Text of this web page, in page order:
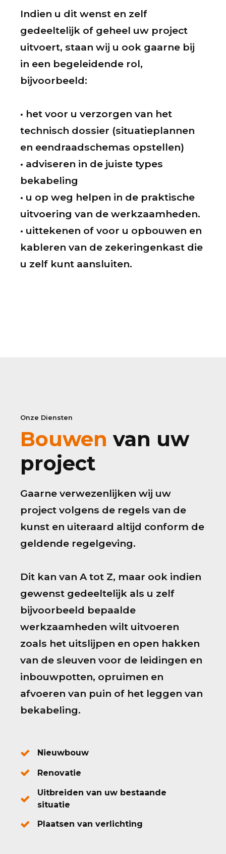
Indien u dit wenst en zelf
gedeeltelijk of geheel uw project
uitvoert, staan wij u ook gaarne bij
in een begeleidende rol,
bijvoorbeeld:
• het voor u verzorgen van het
technisch dossier (situatieplannen
en eendraadschemas opstellen)
• adviseren in de juiste types
bekabeling
• u op weg helpen in de praktische
uitvoering van de werkzaamheden.
• uittekenen of voor u opbouwen en
kableren van de zekeringenkast die
u zelf kunt aansluiten.
Onze Diensten
Bouwen van uw
project
Gaarne verwezenlijken wij uw
project volgens de regels van de
kunst en uiteraard altijd conform de
geldende regelgeving.
Dit kan van A tot Z, maar ook indien
gewenst gedeeltelijk als u zelf
bijvoorbeeld bepaalde
werkzaamheden wilt uitvoeren
zoals het uitslijpen en open hakken
van de sleuven voor de leidingen en
inbouwpotten, opruimen en
afvoeren van puin of het leggen van
bekabeling.
Nieuwbouw
Renovatie
Uitbreiden van uw bestaande
situatie
Plaatsen van verlichting